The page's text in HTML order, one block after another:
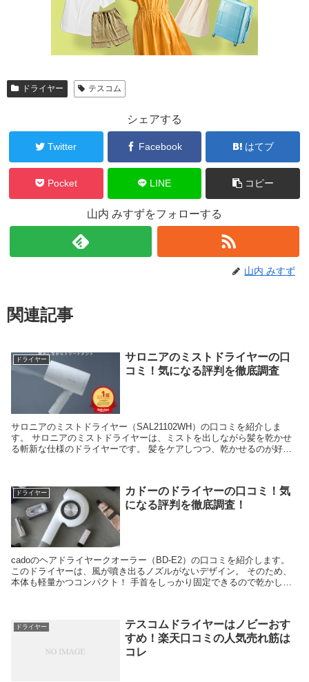
ドライヤー テスコム
シェアする
Twitter Facebook はてブ
Pocket LINE コピー
山内 みすずをフォローする
山内 みすず
関連記事
ドライヤー
サロニアのミストドライヤーの口
コミ！気になる評判を徹底調査
サロニアのミストドライヤー（SAL21102WH）の口コミを紹介しま
す。 サロニアのミストドライヤーは、ミストを出しながら髪を乾かせ
る斬新な仕様のドライヤーです。 髪をケアしつつ、乾かせるのが好評
ドライヤー
カドーのドライヤーの口コミ！気
になる評判を徹底調査！
cadoのヘアドライヤークオーラー（BD-E2）の口コミを紹介します。
このドライヤーは、風が噴き出るノズルがないデザイン。 そのため、
本体も軽量かつコンパクト！ 手首をしっかり固定できるので乾かしや
ドライヤー
テスコムドライヤーはノビーおす
すめ！楽天口コミの人気売れ筋は
コレ